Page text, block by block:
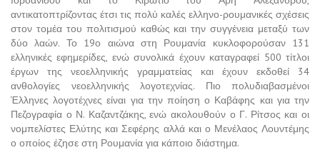
αντικατοπτρίζοντας έτσι τις πολύ καλές ελληνο-ρουμανικές σχέσεις
στον τομέα του πολιτισμού καθώς και την συγγένεια μεταξύ των
δύο λαών. Το 19ο αιώνα στη Ρουμανία κυκλοφορούσαν 131
ελληνικές εφημερίδες, ενώ συνολικά έχουν καταγραφεί 500 τίτλοι
έργων της νεοελληνικής γραμματείας και έχουν εκδοθεί 34
ανθολογίες νεοελληνικής λογοτεχνίας. Πιο πολυδιαβασμένοι
Έλληνες λογοτέχνες είναι για την ποίηση ο Καβάφης και για την
Πεζογραφία ο Ν. Καζαντζάκης, ενώ ακολουθούν ο Γ. Ρίτσος και οι
νομπελίστες Ελύτης και Σεφέρης αλλά και ο Μενέλαος Λουντέμης
ο οποίος έζησε στη Ρουμανία για κάποιο διάστημα.